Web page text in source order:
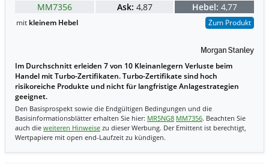
MM7356 Ask: 4,87 Hebel: 4,77
mit kleinem Hebel Zum Produkt
Im Durchschnitt erleiden 7 von 10 Kleinanlegern Verluste beim
Handel mit Turbo-Zertifikaten. Turbo-Zertifikate sind hoch
risikoreiche Produkte und nicht für langfristige Anlagestrategien
geeignet.
Den Basisprospekt sowie die Endgültigen Bedingungen und die
Basisinformationsblätter erhalten Sie hier: MR5NG8 MM7356. Beachten Sie
auch die weiteren Hinweise zu dieser Werbung. Der Emittent ist berechtigt,
Wertpapiere mit open end-Laufzeit zu kündigen.